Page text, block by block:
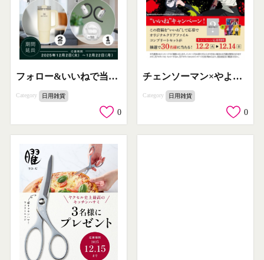
フォロー&いいねで当たるプレゼントキャンペーン期間延長
Category 日用雑貨
0
チェンソーマン×やよい軒 コラボ記念いいねキャンペーン
Category 日用雑貨
0